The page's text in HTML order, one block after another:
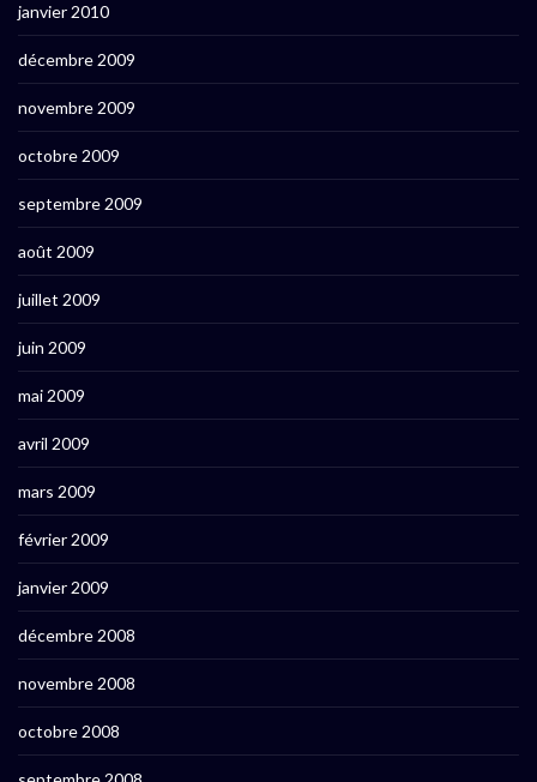
janvier 2010
décembre 2009
novembre 2009
octobre 2009
septembre 2009
août 2009
juillet 2009
juin 2009
mai 2009
avril 2009
mars 2009
février 2009
janvier 2009
décembre 2008
novembre 2008
octobre 2008